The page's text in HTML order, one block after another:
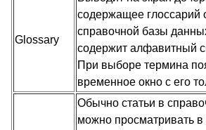
Glossary
содержащее глоссарий
справочной базы
содержит алфавитный
При выборе термина
временное окно с его
Обычно статьи в
можно просматривать в